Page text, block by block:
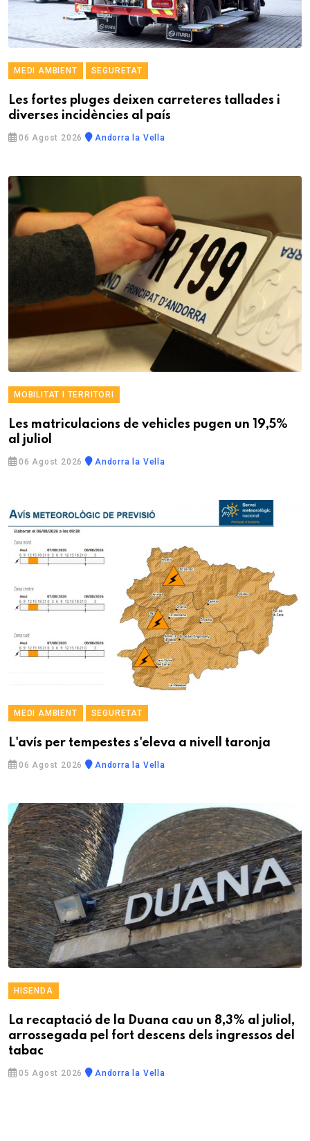
MEDI AMBIENT SEGURETAT
Les fortes pluges deixen carreteres tallades i
diverses incidències al país
06 Agost 2026 Andorra la Vella
MOBILITAT I TERRITORI
Les matriculacions de vehicles pugen un 19,5%
al juliol
06 Agost 2026 Andorra la Vella
MEDI AMBIENT SEGURETAT
L'avís per tempestes s'eleva a nivell taronja
06 Agost 2026 Andorra la Vella
HISENDA
La recaptació de la Duana cau un 8,3% al juliol,
arrossegada pel fort descens dels ingressos del
tabac
05 Agost 2026 Andorra la Vella